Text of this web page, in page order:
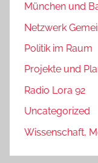
München und
Netzwerk
Politik im Raum
Projekte und
Radio Lora 92
Uncategorized
Wissenschaft,